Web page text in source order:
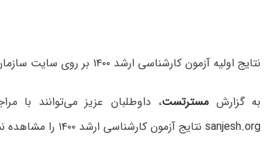
نتایج اولیه آزمون کارشناسی ارشد ۱۴۰۰ بر روی سایت سازمان سنجش قرار گرفت.
به گزارش مسترتست، داوطلبان عزیز می‌توانند
sanjesh.orgنتایج آزمون کارشناسی ارشد ۱۴۰۰ را مشاهده نمایند.